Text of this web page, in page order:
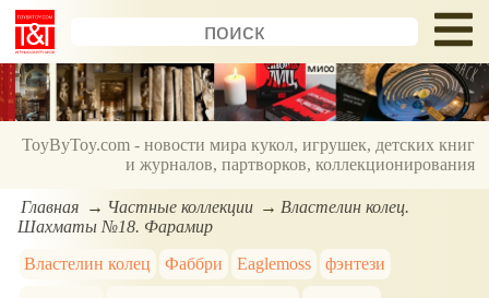
ToyByToy.com - новости мира кукол, игрушек, детских книг
и журналов, партворков, коллекционирования
Главная Частные коллекции
Властелин колец.
Шахматы №18. Фарамир
Властелин колец
Фаббри Eaglemoss
фэнтези